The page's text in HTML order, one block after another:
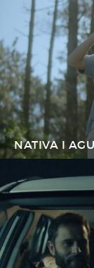
NATIVA I